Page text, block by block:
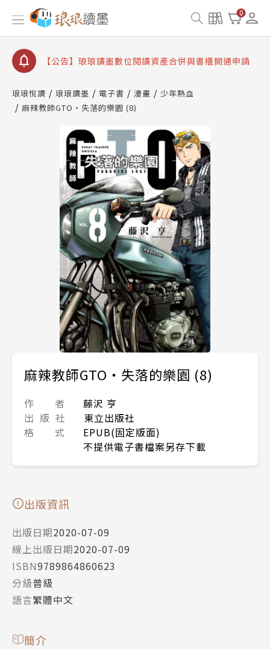
0
【公告】因 Readmoo 讀墨系統維護中，本站同步暫
停部分閱讀服務
【公告】琅琅讀墨數位閱讀資產合併與書櫃開通申請
【公告】琅琅讀墨書櫃開通常見問題
請圖文教學
【公告】琅琅書店服務升級重要說明及資產合併結果
查詢
【公告】因 Readmoo 讀墨系統維護中，本站同步暫
停部分閱讀服務
琅琅悅讀 琅琅讀墨 電子書 漫畫
少年熱血
麻辣教師GTO‧失落的樂園 (8)
麻辣教師GTO‧失落的樂園 (8)
作 者
藤沢 亨
出 版 社
東立出版社
格 式
EPUB(固定版面)
不提供電子書檔案另存下載
出版資訊
出版日期2020-07-09
線上出版日期2020-07-09
ISBN9789864860623
分級普級
語言繁體中文
簡介